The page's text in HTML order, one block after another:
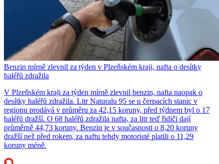
Benzin mírně zlevnil za týden v Plzeňském kraji, nafta o desítky
haléřů zdražila
V Plzeňském kraji za týden mírně zlevnil benzin, nafta naopak o
desítky haléřů zdražila. Litr Naturalu 95 se u čerpacích stanic v
regionu prodává v průměru za 42,15 koruny, před týdnem byl o 17
haléřů dražší. O 68 haléřů zdražila nafta, za litr teď řidiči dají
průměrně 44,73 koruny. Benzin je v současnosti o 8,20 koruny
dražší než před rokem, za naftu tehdy motoristé platili o 11,29
koruny méně.